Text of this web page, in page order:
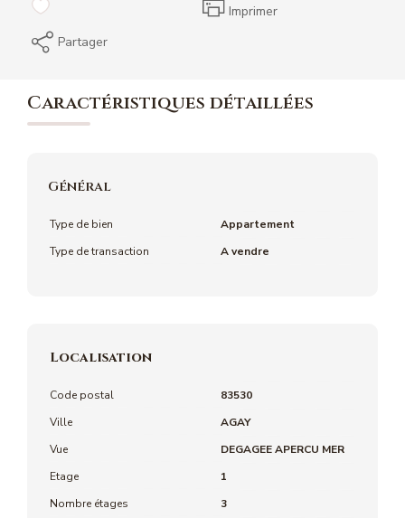
Imprimer
Partager
Caractéristiques détaillées
Général
Type de bien
Appartement
Type de transaction
A vendre
Localisation
Code postal
83530
Ville
AGAY
Vue
DEGAGEE APERCU MER
Etage
1
Nombre étages
3